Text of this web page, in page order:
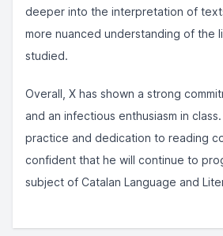
deeper into the interpretation of
more nuanced understanding of the
studied.
Overall, X has shown a strong
and an infectious enthusiasm in
practice and dedication to reading
confident that he will continue to
subject of Catalan Language and